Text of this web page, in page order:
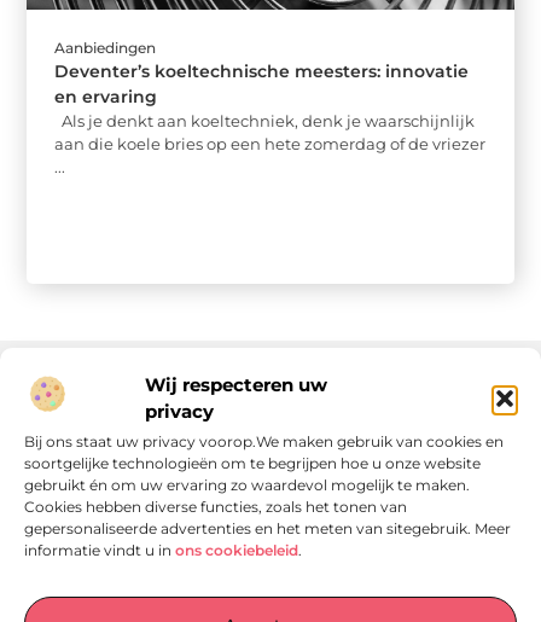
Wij respecteren uw
privacy
Bij ons staat uw privacy voorop.We maken gebruik van cookies en
soortgelijke technologieën om te begrijpen hoe u onze website
gebruikt én om uw ervaring zo waardevol mogelijk te maken.
Cookies hebben diverse functies, zoals het tonen van
gepersonaliseerde advertenties en het meten van sitegebruik. Meer
informatie vindt u in ons cookiebeleid.
Aanbiedingen
Deventer’s koeltechnische meesters: innovatie
en ervaring
Als je denkt aan koeltechniek, denk je waarschijnlijk
aan die koele bries op een hete zomerdag of de vriezer
...
Onze informatie